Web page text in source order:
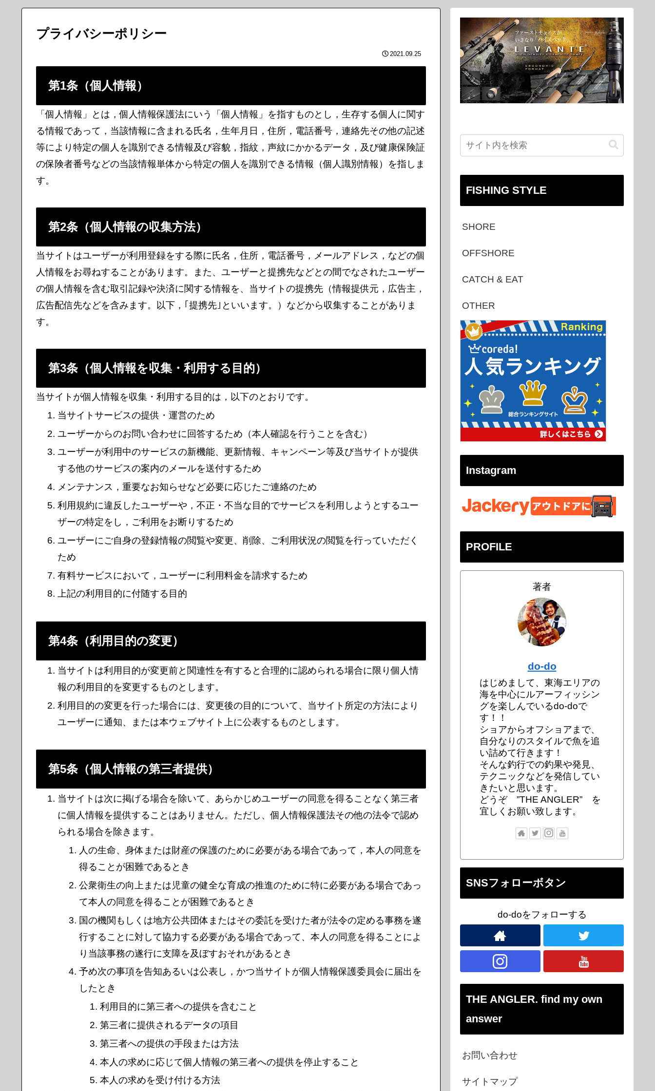
プライバシーポリシー
2021.09.25
第1条（個人情報）
「個人情報」とは，個人情報保護法にいう「個人情報」を指すものとし，生存する個人に関す
る情報であって，当該情報に含まれる氏名，生年月日，住所，電話番号，連絡先その他の記述
等により特定の個人を識別できる情報及び容貌，指紋，声紋にかかるデータ，及び健康保険証
の保険者番号などの当該情報単体から特定の個人を識別できる情報（個人識別情報）を指しま
す。
第2条（個人情報の収集方法）
当サイトはユーザーが利用登録をする際に氏名，住所，電話番号，メールアドレス，などの個
人情報をお尋ねすることがあります。また、ユーザーと提携先などとの間でなされたユーザー
の個人情報を含む取引記録や決済に関する情報を、当サイトの提携先（情報提供元，広告主，
広告配信先などを含みます。以下，｢提携先｣といいます。）などから収集することがありま
す。
第3条（個人情報を収集・利用する目的）
当サイトが個人情報を収集・利用する目的は，以下のとおりです。
当サイトサービスの提供・運営のため
ユーザーからのお問い合わせに回答するため（本人確認を行うことを含む）
ユーザーが利用中のサービスの新機能、更新情報、キャンペーン等及び当サイトが提供
する他のサービスの案内のメールを送付するため
メンテナンス，重要なお知らせなど必要に応じたご連絡のため
利用規約に違反したユーザーや，不正・不当な目的でサービスを利用しようとするユー
ザーの特定をし，ご利用をお断りするため
ユーザーにご自身の登録情報の閲覧や変更、削除、ご利用状況の閲覧を行っていただく
ため
有料サービスにおいて，ユーザーに利用料金を請求するため
上記の利用目的に付随する目的
第4条（利用目的の変更）
当サイトは利用目的が変更前と関連性を有すると合理的に認められる場合に限り個人情
報の利用目的を変更するものとします。
利用目的の変更を行った場合には、変更後の目的について、当サイト所定の方法により
ユーザーに通知、または本ウェブサイト上に公表するものとします。
第5条（個人情報の第三者提供）
当サイトは次に掲げる場合を除いて、あらかじめユーザーの同意を得ることなく第三者
に個人情報を提供することはありません。ただし、個人情報保護法その他の法令で認め
られる場合を除きます。
人の生命、身体または財産の保護のために必要がある場合であって，本人の同意を
得ることが困難であるとき
公衆衛生の向上または児童の健全な育成の推進のために特に必要がある場合であっ
て本人の同意を得ることが困難であるとき
国の機関もしくは地方公共団体またはその委託を受けた者が法令の定める事務を遂
行することに対して協力する必要がある場合であって、本人の同意を得ることによ
り当該事務の遂行に支障を及ぼすおそれがあるとき
予め次の事項を告知あるいは公表し，かつ当サイトが個人情報保護委員会に届出を
したとき
利用目的に第三者への提供を含むこと
第三者に提供されるデータの項目
第三者への提供の手段または方法
本人の求めに応じて個人情報の第三者への提供を停止すること
本人の求めを受け付ける方法
FISHING STYLE
SHORE
OFFSHORE
CATCH & EAT
OTHER
Instagram
PROFILE
著者
do-do
はじめまして、東海エリアの
海を中心にルアーフィッシン
グを楽しんでいるdo-doで
す！！
ショアからオフショアまで、
自分なりのスタイルで魚を追
い詰めて行きます！
そんな釣行での釣果や発見、
テクニックなどを発信してい
きたいと思います。
どうぞ ”THE ANGLER” を
宜しくお願い致します。
SNSフォローボタン
do-doをフォローする
THE ANGLER. find my own
answer
お問い合わせ
サイトマップ